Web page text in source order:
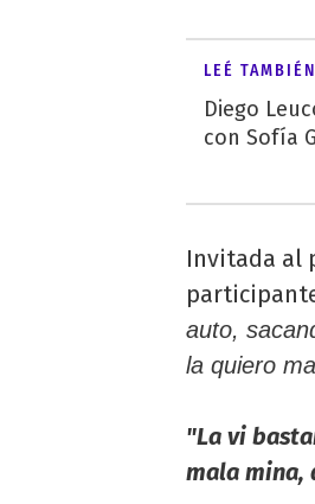
LEÉ TAMBIÉN
Diego
con Sofía
Invitada al
auto,
la quiero
"La vi
mala mina,